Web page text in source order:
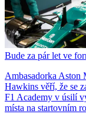
Bude za pár let ve
Ambasadorka Aston
Hawkins věří, že se
F1 Academy v úsilí
místa na startovním